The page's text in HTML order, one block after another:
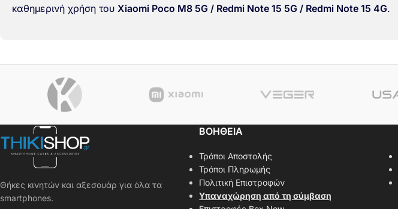
καθημερινή χρήση του Xiaomi Poco M8 5G / Redmi Note 15 5G / Redmi Note 15 4G.
Θήκες κινητών και αξεσουάρ για όλα τα
smartphones.
ΒΟΗΘΕΙΑ
Τρόποι Αποστολής
Τρόποι Πληρωμής
Πολιτική Επιστροφών
Υπαναχώρηση από τη σύμβαση